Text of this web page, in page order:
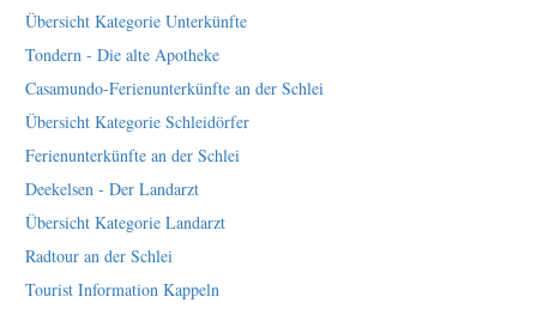
Übersicht Kategorie Unterkünfte
Tondern - Die alte Apotheke
Casamundo-Ferienunterkünfte an der Schlei
Übersicht Kategorie Schleidörfer
Ferienunterkünfte an der Schlei
Deekelsen - Der Landarzt
Übersicht Kategorie Landarzt
Radtour an der Schlei
Tourist Information Kappeln